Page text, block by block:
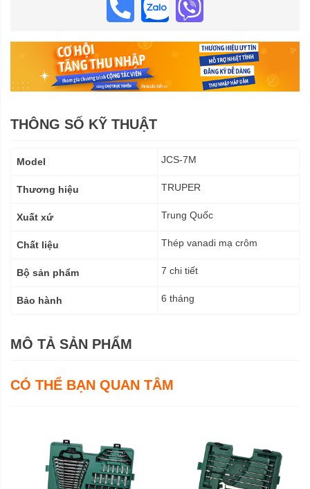
THÔNG SỐ KỸ THUẬT
kỹ
Model JCS-7M
Thương hiệu TRUPER
Xuất xứ Trung Quốc
Chất liệu Thép vanadi mạ crôm
Bộ sản phẩm 7 chi tiết
Bảo hành 6 tháng
MÔ TẢ SẢN PHẨM
CÓ THỂ BẠN QUAN TÂM